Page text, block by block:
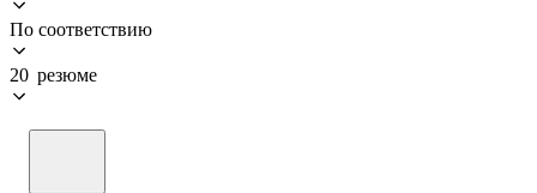
По соответствию
20 резюме